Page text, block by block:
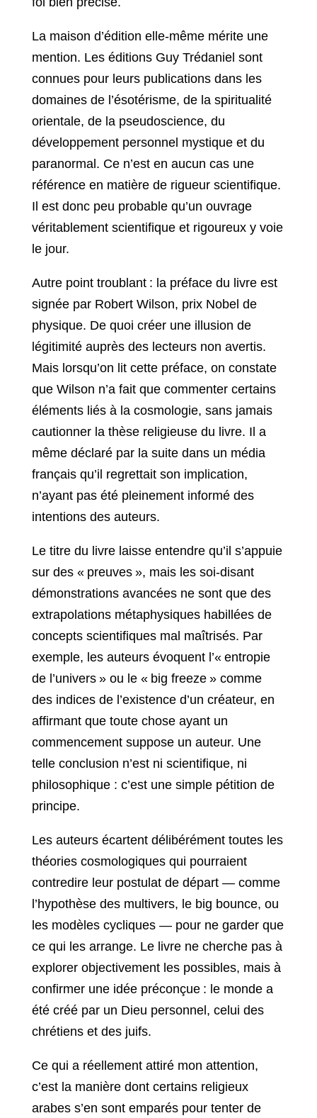
La maison d’édition elle-même mérite une
mention. Les éditions Guy Trédaniel sont
connues pour leurs publications dans les
domaines de l’ésotérisme, de la spiritualité
orientale, de la pseudoscience, du
développement personnel mystique et du
paranormal. Ce n’est en aucun cas une
référence en matière de rigueur scientifique.
Il est donc peu probable qu’un ouvrage
véritablement scientifique et rigoureux y voie
le jour.
Autre point troublant : la préface du livre est
signée par Robert Wilson, prix Nobel de
physique. De quoi créer une illusion de
légitimité auprès des lecteurs non avertis.
Mais lorsqu’on lit cette préface, on constate
que Wilson n’a fait que commenter certains
éléments liés à la cosmologie, sans jamais
cautionner la thèse religieuse du livre. Il a
même déclaré par la suite dans un média
français qu’il regrettait son implication,
n’ayant pas été pleinement informé des
intentions des auteurs.
Le titre du livre laisse entendre qu’il s’appuie
sur des « preuves », mais les soi-disant
démonstrations avancées ne sont que des
extrapolations métaphysiques habillées de
concepts scientifiques mal maîtrisés. Par
exemple, les auteurs évoquent l’« entropie
de l’univers » ou le « big freeze » comme
des indices de l’existence d’un créateur, en
affirmant que toute chose ayant un
commencement suppose un auteur. Une
telle conclusion n’est ni scientifique, ni
philosophique : c’est une simple pétition de
principe.
Les auteurs écartent délibérément toutes les
théories cosmologiques qui pourraient
contredire leur postulat de départ — comme
l’hypothèse des multivers, le big bounce, ou
les modèles cycliques — pour ne garder que
ce qui les arrange. Le livre ne cherche pas à
explorer objectivement les possibles, mais à
confirmer une idée préconçue : le monde a
été créé par un Dieu personnel, celui des
chrétiens et des juifs.
Ce qui a réellement attiré mon attention,
c’est la manière dont certains religieux
arabes s’en sont emparés pour tenter de